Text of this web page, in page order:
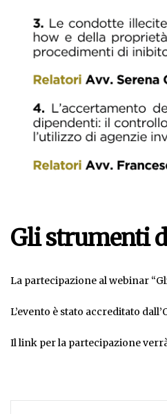
Gli strumenti
La partecipazione al webinar
L’evento è stato accreditato
Il link per la partecipazione